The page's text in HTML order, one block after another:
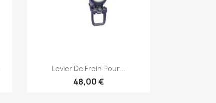
Aperçu rapide
Levier De Frein Pour...
48,00 €